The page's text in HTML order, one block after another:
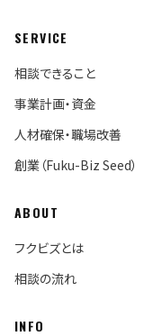
SERVICE
相談できること
事業計画・資金
人材確保・職場改善
創業（Fuku-Biz Seed）
ABOUT
フクビズとは
相談の流れ
INFO